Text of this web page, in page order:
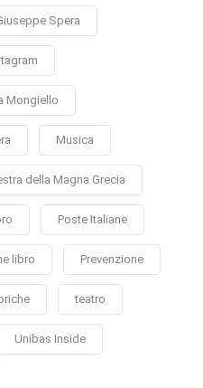
Spera
Mongiello
Musica
della Magna Grecia
Poste Italiane
libro Prevenzione
teatro
Unibas Inside